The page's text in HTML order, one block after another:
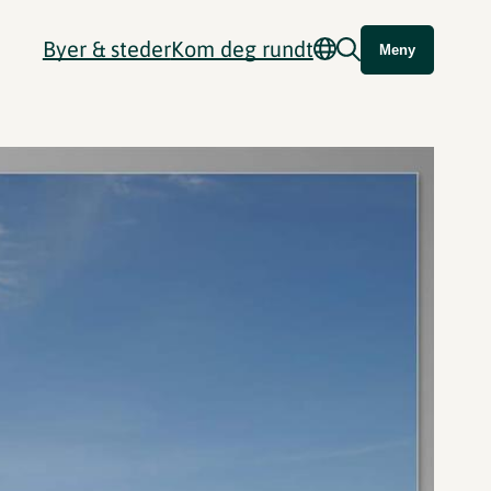
Byer & stederKom deg rundt Meny